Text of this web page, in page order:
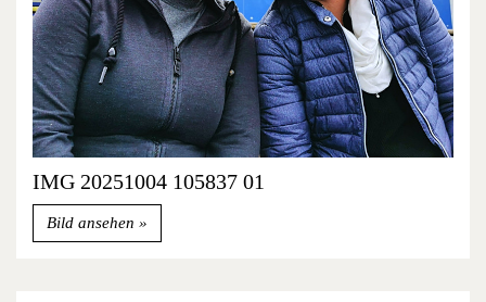
IMG 20251004 105837 01
Bild ansehen